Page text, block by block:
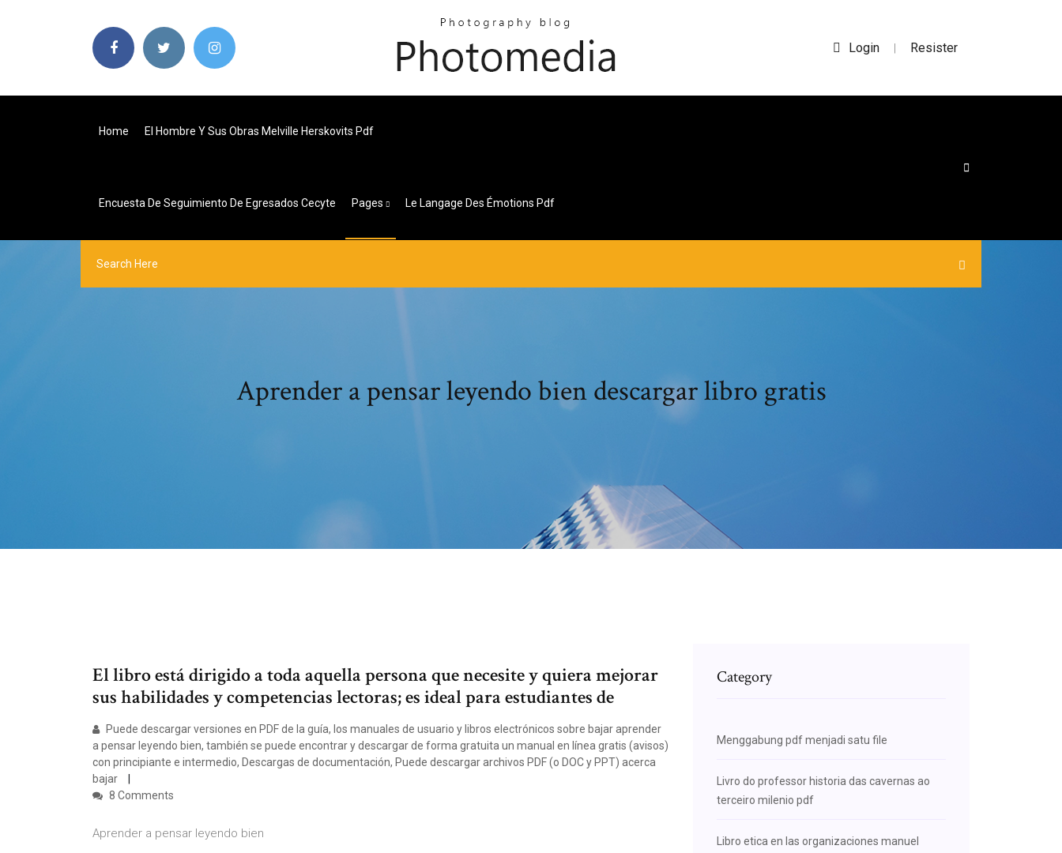
Login | Resister
Home El Hombre Y Sus Obras Melville Herskovits Pdf
Encuesta De Seguimiento De Egresados Cecyte Pages Le Langage Des Émotions Pdf
Aprender a pensar leyendo bien descargar libro gratis
El libro está dirigido a toda aquella persona que necesite y quiera mejorar
sus habilidades y competencias lectoras; es ideal para estudiantes de
Puede descargar versiones en PDF de la guía, los manuales de usuario y libros electrónicos sobre bajar aprender
a pensar leyendo bien, también se puede encontrar y descargar de forma gratuita un manual en línea gratis (avisos)
con principiante e intermedio, Descargas de documentación, Puede descargar archivos PDF (o DOC y PPT) acerca
bajar
8 Comments
Aprender a pensar leyendo bien
Category
Menggabung pdf menjadi satu file
Livro do professor historia das cavernas ao
terceiro milenio pdf
Libro etica en las organizaciones manuel